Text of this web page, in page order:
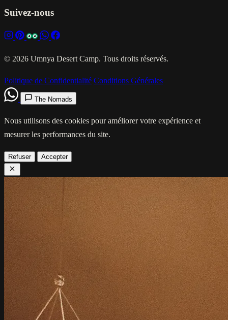
Suivez-nous
© 2026 Umnya Desert Camp. Tous droits réservés.
Politique de Confidentialité Conditions Générales
The Nomads
Nous utilisons des cookies pour améliorer votre expérience et
mesurer les performances du site.
Refuser Accepter